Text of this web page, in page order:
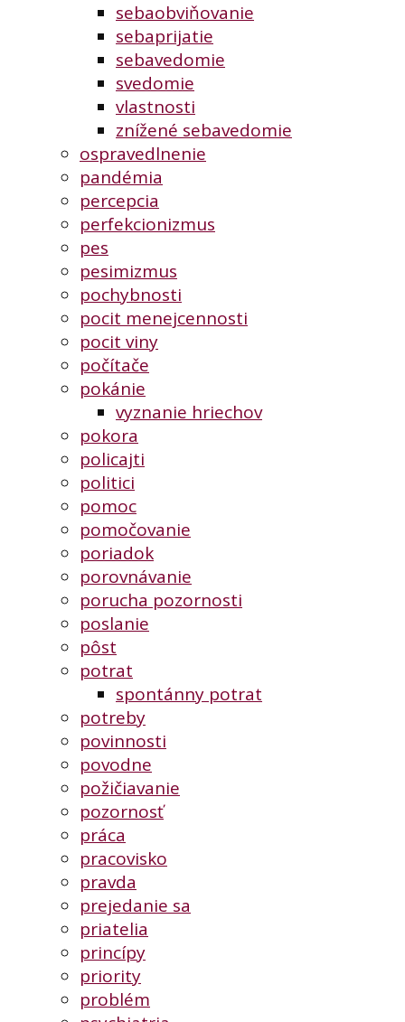
sebaobviňovanie
sebaprijatie
sebavedomie
svedomie
vlastnosti
znížené sebavedomie
ospravedlnenie
pandémia
percepcia
perfekcionizmus
pes
pesimizmus
pochybnosti
pocit menejcennosti
pocit viny
počítače
pokánie
vyznanie hriechov
pokora
policajti
politici
pomoc
pomočovanie
poriadok
porovnávanie
porucha pozornosti
poslanie
pôst
potrat
spontánny potrat
potreby
povinnosti
povodne
požičiavanie
pozornosť
práca
pracovisko
pravda
prejedanie sa
priatelia
princípy
priority
problém